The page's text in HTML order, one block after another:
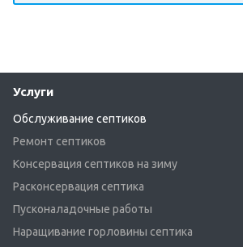
Услуги
Обслуживание септиков
Ремонт септиков
Консервация септиков на зиму
Расконсервация септика
Пусконаладочные работы
Наращивание горловины септика